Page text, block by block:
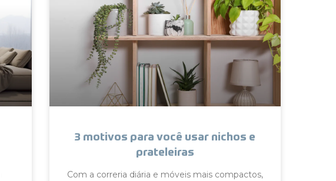
3 motivos para você usar nichos e
prateleiras
Com a correria diária e móveis mais compactos,